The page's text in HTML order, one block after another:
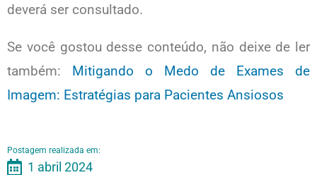
deverá ser consultado.
Se você gostou desse conteúdo, não deixe de ler
também: Mitigando o Medo de Exames de
Imagem: Estratégias para Pacientes Ansiosos
Postagem realizada em:
1 abril 2024